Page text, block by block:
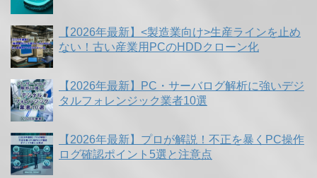
【2026年最新】<製造業向け>生産ラインを止め
ない！古い産業用PCのHDDクローン化
【2026年最新】PC・サーバログ解析に強いデジ
タルフォレンジック業者10選
【2026年最新】プロが解説！不正を暴くPC操作
ログ確認ポイント5選と注意点